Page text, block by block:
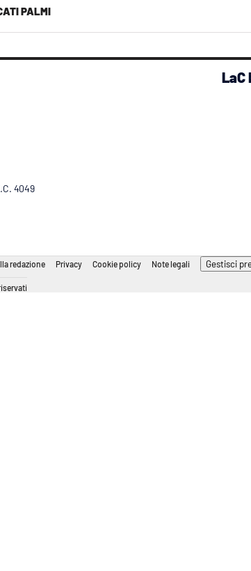
PALMI
LaC
4049
redazione Privacy Cookie policy Note legali Gestisci